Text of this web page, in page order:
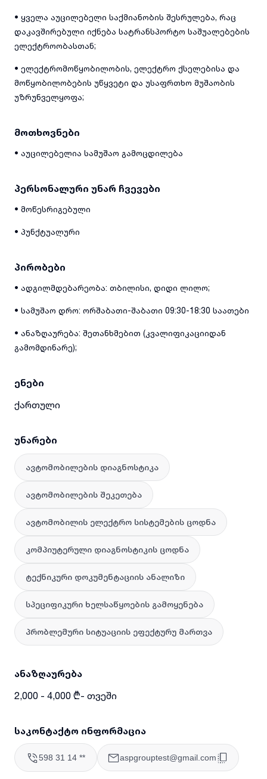
• ყველა აუცილებელი საქმიანობის შესრულება, რაც
დაკავშირებული იქნება სატრანსპორტო საშუალებების
ელექტროობასთან;
• ელექტრომოწყობილობის, ელექტრო ქსელებისა და
მოწყობილობების უწყვეტი და უსაფრთხო მუშაობის
უზრუნველყოფა;
მოთხოვნები
• აუცილებელია სამუშაო გამოცდილება
პერსონალური უნარ ჩვევები
• მოწესრიგებული
• პუნქტუალური
პირობები
• ადგილმდებარეობა: თბილისი, დიდი ლილო;
• სამუშაო დრო: ორშაბათი-შაბათი 09:30-18:30 საათები
• ანაზღაურება: შეთანხმებით (კვალიფიკაციიდან
გამომდინარე);
ენები
ქართული
უნარები
ავტომობილების დიაგნოსტიკა
ავტომობილების შეკეთება
ავტომობილის ელექტრო სისტემების ცოდნა
კომპიუტერული დიაგნოსტიკის ცოდნა
ტექნიკური დოკუმენტაციის ანალიზი
სპეციფიკური ხელსაწყოების გამოყენება
პრობლემური სიტუაციის ეფექტურუ მართვა
ანაზღაურება
2,000 - 4,000 ₾- თვეში
საკონტაქტო ინფორმაცია
598 31 14 ** aspgrouptest@gmail.com